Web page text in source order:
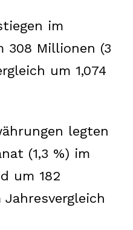
im
308 Millionen (3
um 1,074
legten
(1,3 %) im
um 182